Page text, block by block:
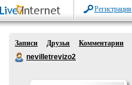
Регистрация
Записи Друзья
Комментарии
nevilletrevizo2